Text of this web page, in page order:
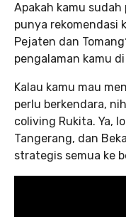
Apakah kamu
punya rekomendasi
Pejaten dan
pengalaman kamu
Kalau kamu mau
perlu berkendara,
coliving Rukita. Ya,
Tangerang, dan
strategis semua ke